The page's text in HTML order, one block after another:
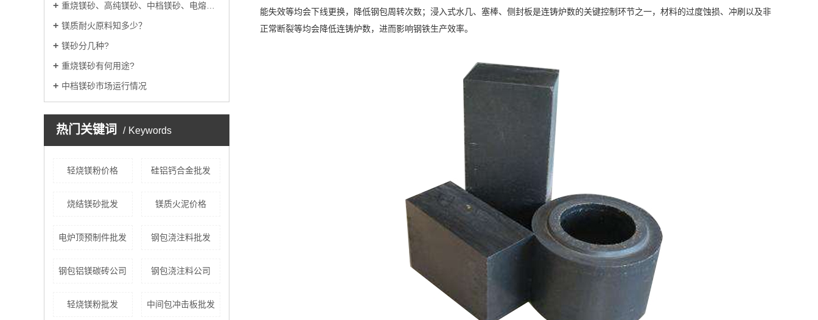
重烧镁砂、高纯镁砂、中档镁砂、电熔镁砂的用途
镁质耐火原料知多少？
镁砂分几种?
重烧镁砂有何用途?
中档镁砂市场运行情况
热门关键词 Keywords
轻烧镁粉价格 硅铝钙合金批发
烧结镁砂批发 镁质火泥价格
电炉顶预制件批发 钢包浇注料批发
钢包铝镁碳砖公司 钢包浇注料公司
轻烧镁粉批发 中间包冲击板批发
能失效等均会下线更换，降低钢包周转次数；浸入式水几、塞棒、侧封板是连铸炉数的关键控制环节之一，材料的过度蚀损、冲刷以及非
正常断裂等均会降低连铸炉数，进而影响钢铁生产效率。